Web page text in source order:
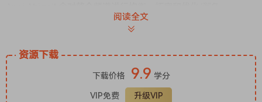
它涵盖了从沉稳低保真、类似管风琴的声音（《Love》）到震撼
大的氛围氛围，也同样适用于其他多种用途。必要时，它能发出
强劲有力的声音；而通过调整低力度/高音区，或利用内置的空间
滑块，也能营造出更加甜美空灵的音色。
TSOLL V1 版本保持了简洁明了的设计，力求不影响音色本身的
阅读全文
资源下载
下载价格 9.9 学分
VIP免费 升级VIP